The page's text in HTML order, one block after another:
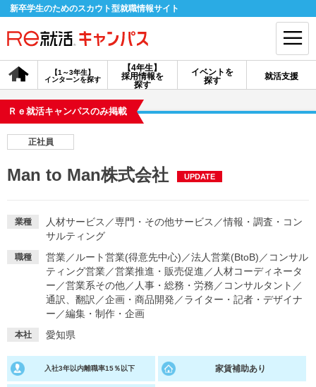
新卒学生のためのスカウト型就職情報サイト
【4年生】
採用情報を
探す
【1～3年生】
インターンを探す
イベントを
探す
就活支援
会員登録 ログイン
探す
イベントを探す スカウト お知らせ
就活ノウハウ・サポート
就活支援
お役立ち記事・相談室など
Ｒｅ就活キャンパスのみ掲載
正社員
Man to Man株式会社 UPDATE
業種 人材サービス ／専門・その他サービス ／情報・調査・コン
サルティング
職種 営業／ ルート営業(得意先中心) ／法人営業(BtoB) ／ コンサル
ティング営業／営業推進・販売促進 ／ 人材コーディネータ
ー ／営業系その他／ 人事・総務・労務 ／ コンサルタント ／
通訳、翻訳 ／企画・商品開発 ／ライター・記者・デザイナ
ー ／編集・制作・企画
本社 愛知県
入社3年以内離職率15％以下 家賃補助あり